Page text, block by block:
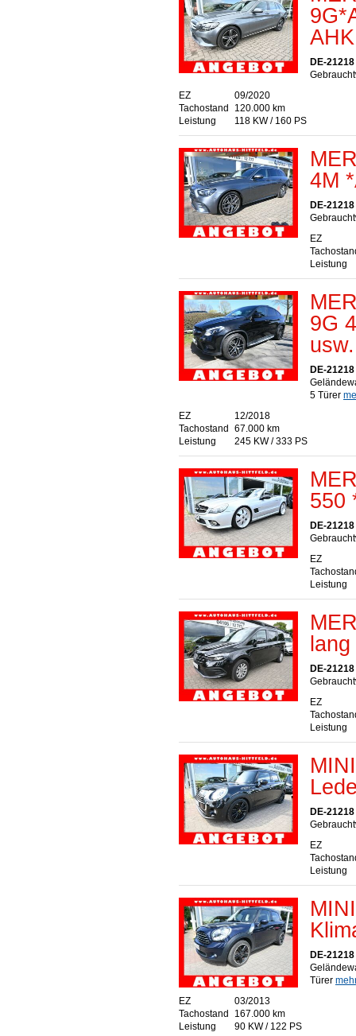
DE-
EZ
09/2020
Tachostand
120.000 km
Leistung
118 KW / 160 PS
4M
DE-
EZ
Leistung
9G
DE-
5 Türer
EZ
12/2018
Tachostand
67.000 km
Leistung
245 KW / 333 PS
550
DE-
EZ
Leistung
DE-
EZ
Leistung
DE-
EZ
Leistung
DE-
Türer
EZ
03/2013
Tachostand
167.000 km
Leistung
90 KW / 122 PS